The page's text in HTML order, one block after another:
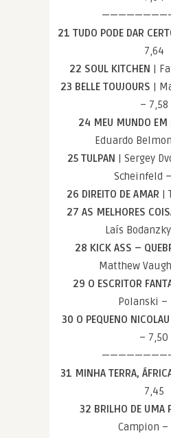
21 TUDO PODE DAR
7,64
22 SOUL KITCHEN |
23 BELLE TOUJOURS |
– 7,58
24 MEU MUNDO EM
Eduardo
25 TULPAN | Sergey
Scheinfeld
26 DIREITO DE AMAR |
27 AS MELHORES
Laís
28 KICK ASS –
Matthew
29 O ESCRITOR
Polanski –
30 O PEQUENO NICOLAU
– 7,50
31 MINHA TERRA,
7,45
32 BRILHO DE UMA
Campion –